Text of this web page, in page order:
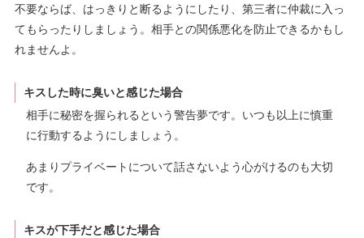
不要ならば、はっきりと断るようにしたり、第三者に仲裁に入っ
てもらったりしましょう。相手との関係悪化を防止できるかもし
れませんよ。
キスした時に臭いと感じた場合
相手に秘密を握られるという警告夢です。いつも以上に慎重
に行動するようにしましょう。
あまりプライベートについて話さないよう心がけるのも大切
です。
キスが下手だと感じた場合